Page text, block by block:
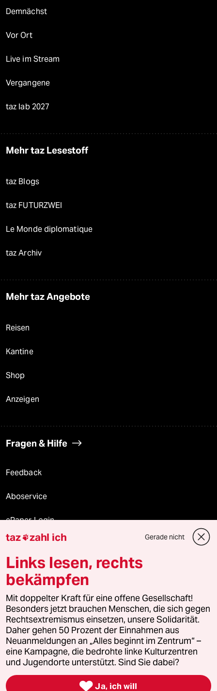
Demnächst
Vor Ort
Live im Stream
Vergangene
taz lab 2027
Mehr taz Lesestoff
taz Blogs
taz FUTURZWEI
Le Monde diplomatique
taz Archiv
Mehr taz Angebote
Reisen
Kantine
Shop
Anzeigen
Fragen & Hilfe
Feedback
Aboservice
ePaper Login
Downloads für Abonnierende
© 2026 taz Verlags und Vertriebs GmbH
Alle Rechte vorbehalten. Bei rechtlichen Fragen oder für Genehmigungen
wenden Sie sich bitte an lizenzen@taz.de
Feedback Redaktionsstatut Kommune-Richtlinien
Leitlinie Informant Datenschutz Impressum AGB
Seitenwende Einwilligungen widerrufen (Ads)
taz zahl ich Gerade nicht
Links lesen, rechts
bekämpfen
Mit doppelter Kraft für eine offene Gesellschaft!
Besonders jetzt brauchen Menschen, die sich gegen
Rechtsextremismus einsetzen, unsere Solidarität.
Daher gehen 50 Prozent der Einnahmen aus
Neuanmeldungen an „Alles beginnt im Zentrum“ –
eine Kampagne, die bedrohte linke Kulturzentren
und Jugendorte unterstützt. Sind Sie dabei?
 Ja, ich will